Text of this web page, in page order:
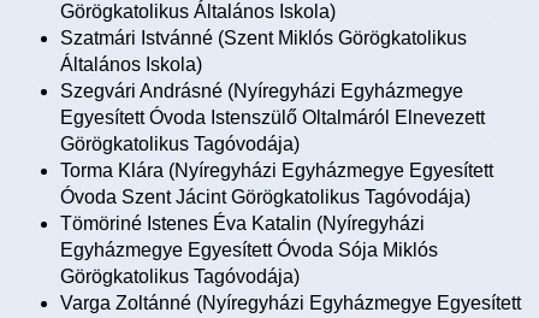
Görögkatolikus Általános Iskola)
Szatmári Istvánné (Szent Miklós Görögkatolikus
Általános Iskola)
Szegvári Andrásné (Nyíregyházi Egyházmegye
Egyesített Óvoda Istenszülő Oltalmáról Elnevezett
Görögkatolikus Tagóvodája)
Torma Klára (Nyíregyházi Egyházmegye Egyesített
Óvoda Szent Jácint Görögkatolikus Tagóvodája)
Tömöriné Istenes Éva Katalin (Nyíregyházi
Egyházmegye Egyesített Óvoda Sója Miklós
Görögkatolikus Tagóvodája)
Varga Zoltánné (Nyíregyházi Egyházmegye Egyesített